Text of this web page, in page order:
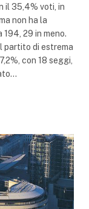
il 35,4% voti, in
non ha la
29 in meno.
partito di estrema
con 18 seggi,